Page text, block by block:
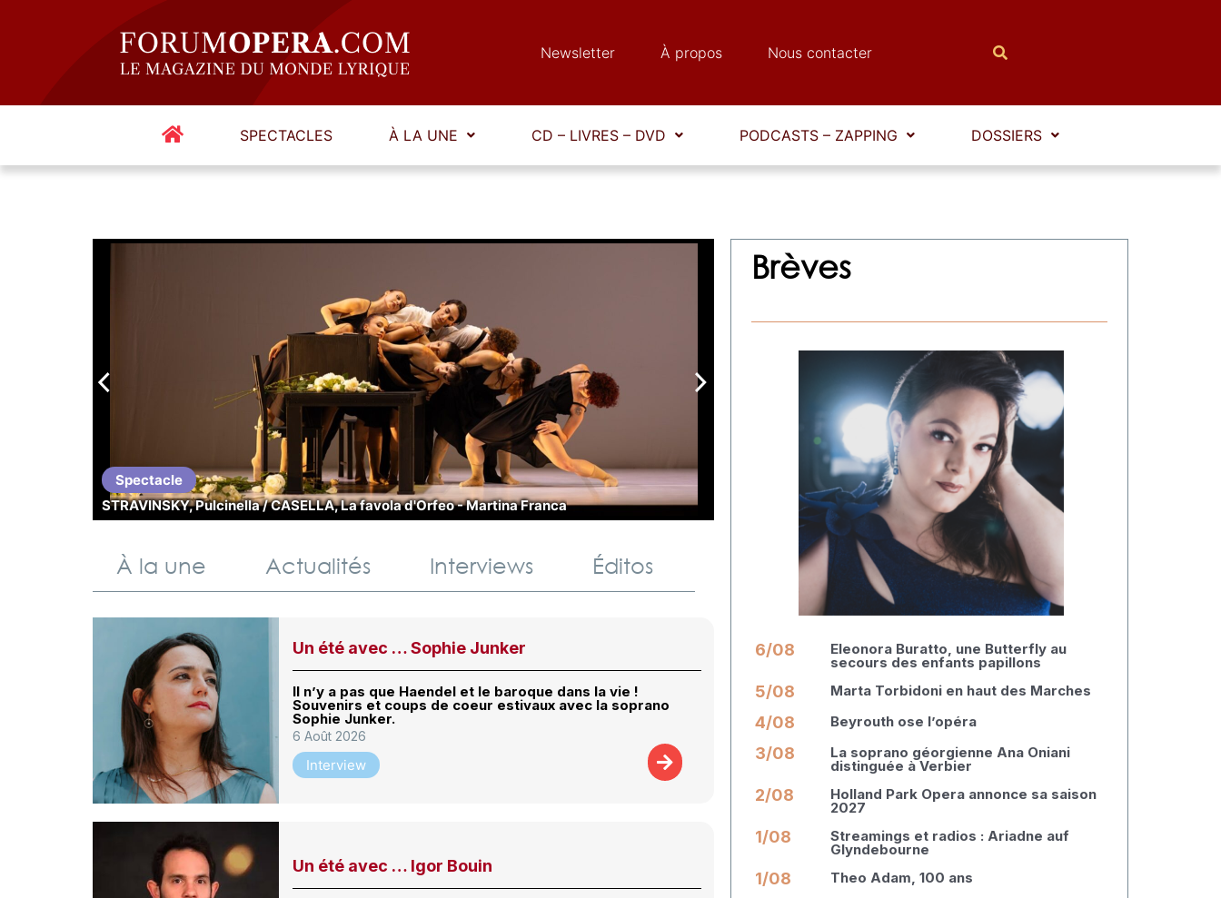
Newsletter À propos Nous contacter
SPECTACLES À LA UNE CD – LIVRES – DVD PODCASTS – ZAPPING DOSSIERS
arrow_back_ios arrow_forward_ios
STRAVINSKY, Pulcinella / CASELLA, La favola d'Orfeo - Martina Franca
Spectacle
À la une Actualités Interviews Éditos
Un été avec … Sophie Junker
Il n’y a pas que Haendel et le baroque dans la vie !
Souvenirs et coups de coeur estivaux avec la soprano
Sophie Junker.
6 Août 2026
Interview
Un été avec … Igor Bouin
Brèves
6/08 Eleonora Buratto, une Butterfly au
secours des enfants papillons
5/08 Marta Torbidoni en haut des Marches
4/08 Beyrouth ose l’opéra
3/08 La soprano géorgienne Ana Oniani
distinguée à Verbier
2/08 Holland Park Opera annonce sa saison
2027
1/08 Streamings et radios : Ariadne auf
Glyndebourne
1/08 Theo Adam, 100 ans